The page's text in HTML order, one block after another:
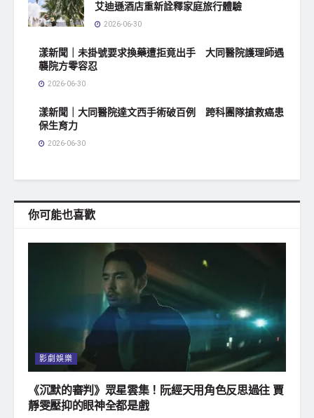
艾迪遜酒店重新詮釋家庭旅行體驗
2026-06-30
漾新聞｜未掛號要求換藥遭拒竟出手 大同醫院護理師遇
襲院方零容忍
2026-06-30
漾新聞｜大同醫院達文西手術破百例 跨科團隊搶救癌患
保生育力
2026-06-30
你可能也喜歡
影劇娛樂
《沉默的審判》眾星雲集！阮經天用角色反思過往 賈
靜雯壓抑的眼神全都是戲